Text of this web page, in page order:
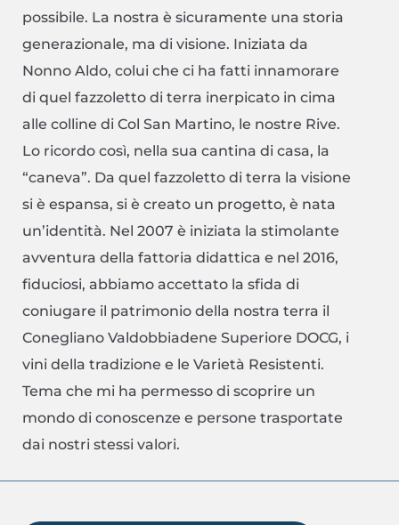
possibile. La nostra è sicuramente una storia
generazionale, ma di visione. Iniziata da
Nonno Aldo, colui che ci ha fatti innamorare
di quel fazzoletto di terra inerpicato in cima
alle colline di Col San Martino, le nostre Rive.
Lo ricordo così, nella sua cantina di casa, la
“caneva”. Da quel fazzoletto di terra la visione
si è espansa, si è creato un progetto, è nata
un’identità. Nel 2007 è iniziata la stimolante
avventura della fattoria didattica e nel 2016,
fiduciosi, abbiamo accettato la sfida di
coniugare il patrimonio della nostra terra il
Conegliano Valdobbiadene Superiore DOCG, i
vini della tradizione e le Varietà Resistenti.
Tema che mi ha permesso di scoprire un
mondo di conoscenze e persone trasportate
dai nostri stessi valori.